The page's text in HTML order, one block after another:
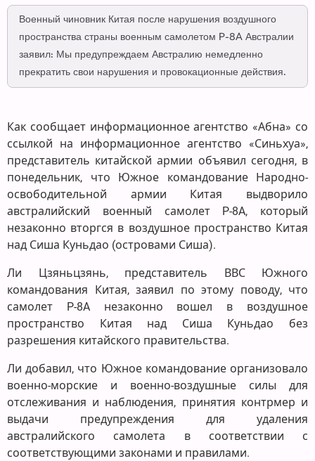
Военный чиновник Китая после нарушения воздушного
пространства страны военным самолетом P-8A Австралии
заявил: Мы предупреждаем Австралию немедленно
прекратить свои нарушения и провокационные действия.
Как сообщает информационное агентство «Абна» со
ссылкой на информационное агентство «Синьхуа»,
представитель китайской армии объявил сегодня, в
понедельник, что Южное командование Народно-
освободительной армии Китая выдворило
австралийский военный самолет P-8A, который
незаконно вторгся в воздушное пространство Китая
над Сиша Куньдао (островами Сиша).
Ли Цзяньцзянь, представитель ВВС Южного
командования Китая, заявил по этому поводу, что
самолет P-8A незаконно вошел в воздушное
пространство Китая над Сиша Куньдао без
разрешения китайского правительства.
Ли добавил, что Южное командование организовало
военно-морские и военно-воздушные силы для
отслеживания и наблюдения, принятия контрмер и
выдачи предупреждения для удаления
австралийского самолета в соответствии с
соответствующими законами и правилами.